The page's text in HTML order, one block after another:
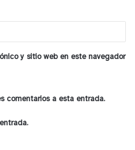
y sitio web en este navegador
comentarios a esta entrada.